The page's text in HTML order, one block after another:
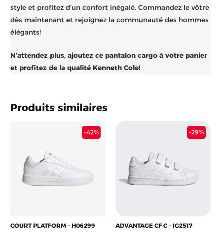
style et profitez d’un confort inégalé. Commandez le vôtre
dès maintenant et rejoignez la communauté des hommes
élégants!
N’attendez plus, ajoutez ce pantalon cargo à votre panier
et profitez de la qualité Kenneth Cole!
Produits similaires
-42%
COURT PLATFORM – H06299
Le
prix
6.900 د.ج.
-29%
ADVANTAGE CF C – IG2517
Le
prix